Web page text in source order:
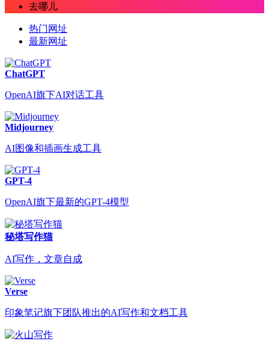
去哪儿
热门网址
最新网址
ChatGPT
OpenAI旗下AI对话工具
Midjourney
AI图像和插画生成工具
GPT-4
OpenAI旗下最新的GPT-4模型
秘塔写作猫
AI写作，文章自成
Verse
印象笔记旗下团队推出的AI写作和文档工具